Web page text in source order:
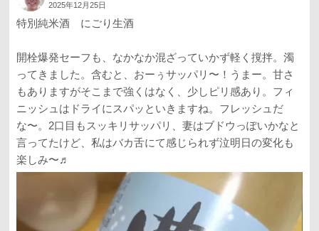
2025年12月25日
特別純米酒 にごり生酒
開栓爆発セーフも、なかなか混ざっていかず軽く撹拌。濁
ってきました。含むと、おーぅサッパリ〜！うまー。甘さ
もありますがそこまで強くはなく、少しピリ感あり。フィ
ニッシュはドライにスパッといきますね。フレッシュだ
な〜。2口目もスッキリサッパリ、妻はブドウっぽいかなと
言ってたけど、私はバカ舌にて感じられず泣明日の変化も
楽しみ〜♬